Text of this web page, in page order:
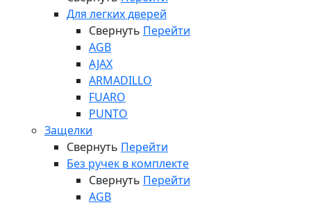
Для легких дверей
Свернуть Перейти
AGB
AJAX
ARMADILLO
FUARO
PUNTO
Защелки
Свернуть Перейти
Без ручек в комплекте
Свернуть Перейти
AGB